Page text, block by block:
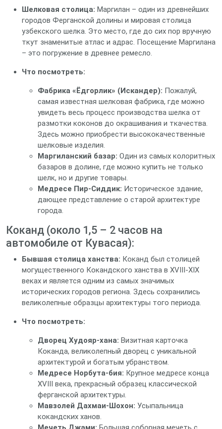
Шелковая столица: Маргилан – один из древнейших
городов Ферганской долины и мировая столица
узбекского шелка. Это место, где до сих пор вручную
ткут знаменитые атлас и адрас. Посещение Маргилана
– это погружение в древнее ремесло.
Что посмотреть:
Фабрика «Ёдгорлик» (Искандер): Пожалуй,
самая известная шелковая фабрика, где можно
увидеть весь процесс производства шелка от
размотки коконов до окрашивания и ткачества.
Здесь можно приобрести высококачественные
шелковые изделия.
Маргиланский базар: Один из самых колоритных
базаров в долине, где можно купить не только
шелк, но и другие товары.
Медресе Пир-Сиддик: Историческое здание,
дающее представление о старой архитектуре
города.
Коканд (около 1,5 – 2 часов на
автомобиле от Кувасая):
Бывшая столица ханства: Коканд был столицей
могущественного Кокандского ханства в XVIII-XIX
веках и является одним из самых значимых
исторических городов региона. Здесь сохранились
великолепные образцы архитектуры того периода.
Что посмотреть:
Дворец Худояр-хана: Визитная карточка
Коканда, великолепный дворец с уникальной
архитектурой и богатым убранством.
Медресе Норбута-бия: Крупное медресе конца
XVIII века, прекрасный образец классической
ферганской архитектуры.
Мавзолей Дахмаи-Шохон: Усыпальница
кокандских ханов.